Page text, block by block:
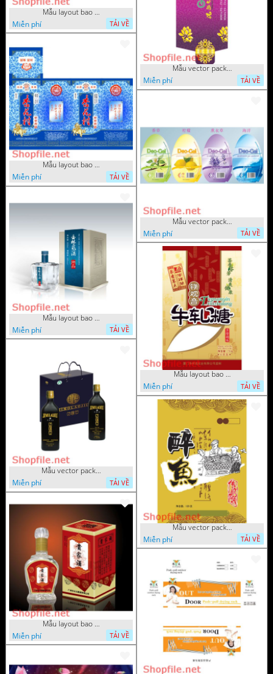
Mẫu layout bao bì sang trọng
Miễn phí
TẢI VỀ
Mẫu layout bao bì dầu gió
Miễn phí
TẢI VỀ
Mẫu layout bao bì rượu Vokka
Miễn phí
TẢI VỀ
Mẫu vector package rượu Sampanh
Miễn phí
TẢI VỀ
Mẫu layout bao bì rượu sang trọng
Miễn phí
TẢI VỀ
Mẫu vector package sang
Miễn phí
TẢI VỀ
Mẫu vector package gel tóc
Miễn phí
TẢI VỀ
Mẫu layout bao bì ấn tượng
Miễn phí
TẢI VỀ
Mẫu vector package độc đáo
Miễn phí
TẢI VỀ